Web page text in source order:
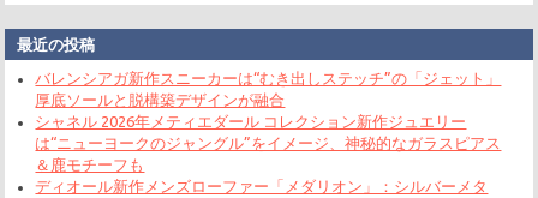
最近の投稿
バレンシアガ新作スニーカーは“むき出しステッチ”の「ジェット」
厚底ソールと脱構築デザインが融合
シャネル 2026年メティエダール コレクション新作ジュエリー
は“ニューヨークのジャングル”をイメージ、神秘的なガラスピアス
＆鹿モチーフも
ディオール新作メンズローファー「メダリオン」：シルバーメタ